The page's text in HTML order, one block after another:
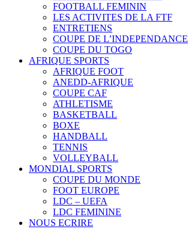
FOOTBALL FEMININ
LES ACTIVITES DE LA FTF
ENTRETIENS
COUPE DE L’INDEPENDANCE
COUPE DU TOGO
AFRIQUE SPORTS
AFRIQUE FOOT
ANEDD-AFRIQUE
COUPE CAF
ATHLETISME
BASKETBALL
BOXE
HANDBALL
TENNIS
VOLLEYBALL
MONDIAL SPORTS
COUPE DU MONDE
FOOT EUROPE
LDC – UEFA
LDC FEMININE
NOUS ECRIRE